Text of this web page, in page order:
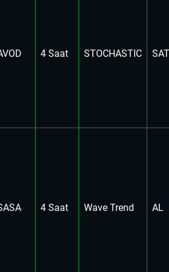
4 Saat STOCHASTIC SAT
4 Saat Wave Trend AL